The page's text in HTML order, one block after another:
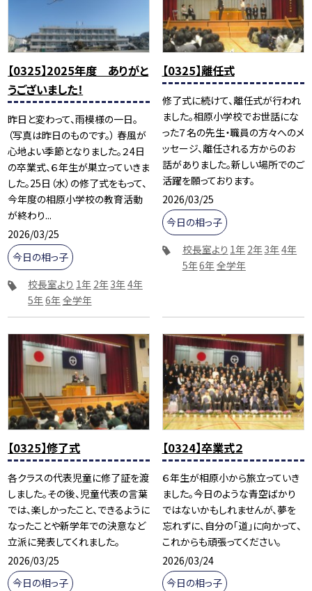
【0325】2025年度 ありがと
うございました！
昨日と変わって、雨模様の一日。
（写真は昨日のものです。） 春風が
心地よい季節となりました。２4日
の卒業式、６年生が巣立っていきま
した。25日（水）の修了式をもって、
今年度の相原小学校の教育活動
が終わり...
2026/03/25
今日の相っ子
校長室より 1年 2年3年4年
5年6年全学年
【0325】離任式
修了式に続けて、離任式が行われ
ました。相原小学校でお世話にな
った７名の先生・職員の方々へのメ
ッセージ、離任される方からのお
話がありました。新しい場所でのご
活躍を願っております。
2026/03/25
今日の相っ子
校長室より 1年 2年3年4年
5年6年全学年
【0325】修了式
各クラスの代表児童に修了証を渡
しました。その後、児童代表の言葉
では、楽しかったこと、できるように
なったことや新学年での決意など
立派に発表してくれました。
2026/03/25
今日の相っ子
【0324】卒業式２
６年生が相原小から旅立っていき
ました。今日のような青空ばかり
ではないかもしれませんが、夢を
忘れずに、自分の「道」に向かって、
これからも頑張ってください。
2026/03/24
今日の相っ子